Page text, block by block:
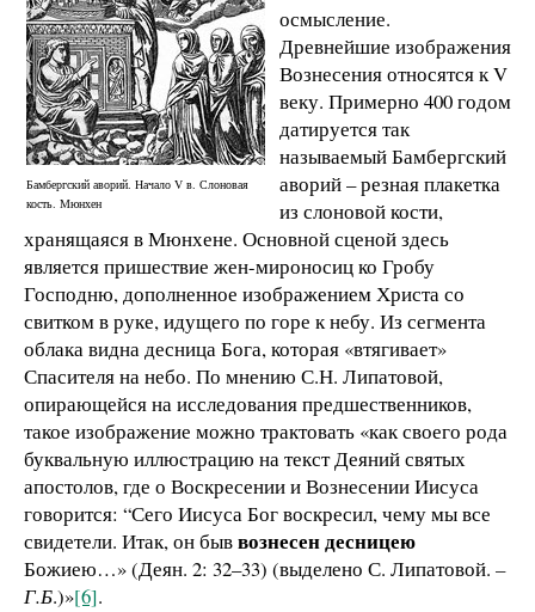
Бамбергский аворий. Начало V в. Слоновая
кость. Мюнхен
осмысление.
Древнейшие изображения
Вознесения относятся к V
веку. Примерно 400 годом
датируется так
называемый Бамбергский
аворий – резная плакетка
из слоновой кости,
хранящаяся в Мюнхене. Основной сценой здесь
является пришествие жен-мироносиц ко Гробу
Господню, дополненное изображением Христа со
свитком в руке, идущего по горе к небу. Из сегмента
облака видна десница Бога, которая «втягивает»
Спасителя на небо. По мнению С.Н. Липатовой,
опирающейся на исследования предшественников,
такое изображение можно трактовать «как своего рода
буквальную иллюстрацию на текст Деяний святых
апостолов, где о Воскресении и Вознесении Иисуса
говорится: “Сего Иисуса Бог воскресил, чему мы все
свидетели. Итак, он быввознесен десницею
Божиею…» (Деян. 2: 32–33) (выделено С. Липатовой. –
Г.Б.)»[6].